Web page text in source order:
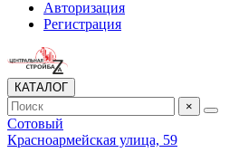
Авторизация
Регистрация
КАТАЛОГ
×
Сотовый
Красноармейская улица, 59